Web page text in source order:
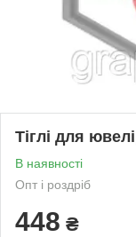
Тіглі для
В наявності
Опт і роздріб
448 ₴